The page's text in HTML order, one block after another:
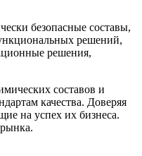
безопасные составы,
решений,
решения,
составов и
качества. Доверяя
на успех их бизнеса.